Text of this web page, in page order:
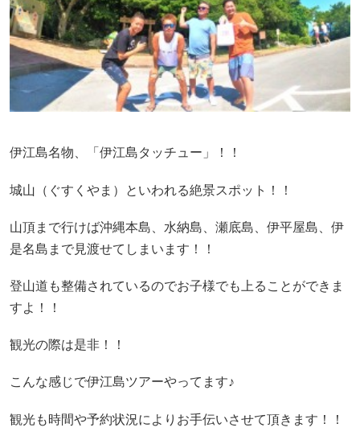
伊江島名物、「伊江島タッチュー」！！
城山（ぐすくやま）といわれる絶景スポット！！
山頂まで行けば沖縄本島、水納島、瀬底島、伊平屋島、伊
是名島まで見渡せてしまいます！！
登山道も整備されているのでお子様でも上ることができま
すよ！！
観光の際は是非！！
こんな感じで伊江島ツアーやってます♪
観光も時間や予約状況によりお手伝いさせて頂きます！！